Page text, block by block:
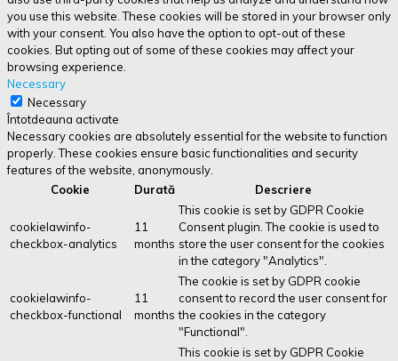
you use this website. These cookies will be stored in your browser only
with your consent. You also have the option to opt-out of these
cookies. But opting out of some of these cookies may affect your
browsing experience.
Necessary
Necessary
Întotdeauna activate
Necessary cookies are absolutely essential for the website to function
properly. These cookies ensure basic functionalities and security
features of the website, anonymously.
Cookie
Durată Descriere
cookielawinfo-
checkbox-analytics
11
months
This cookie is set by GDPR Cookie
Consent plugin. The cookie is used to
store the user consent for the cookies
in the category "Analytics".
cookielawinfo-
checkbox-functional
11
months
The cookie is set by GDPR cookie
consent to record the user consent for
the cookies in the category
"Functional".
This cookie is set by GDPR Cookie